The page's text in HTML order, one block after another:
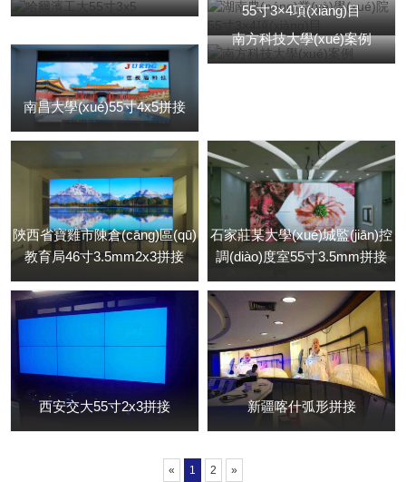
55寸3×4項(xiàng)目
南昌大學(xué)55寸4x5拼接
南方科技大學(xué)案例
陜西省寶雞市陳倉(cāng)區(qū)
教育局46寸3.5mm2x3拼接
石家莊某大學(xué)城監(jiān)控
調(diào)度室55寸3.5mm拼接
西安交大55寸2x3拼接 新疆喀什弧形拼接
« 1 2 »